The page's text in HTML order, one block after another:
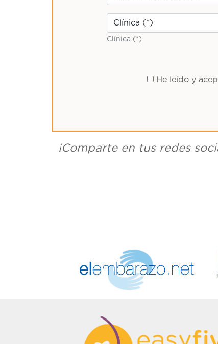
Clínica (*)
He leído y
¡Comparte en tus redes